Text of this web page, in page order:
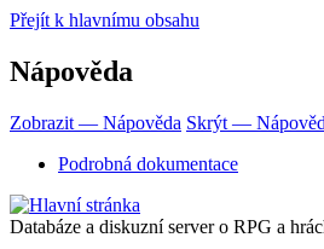
Přejít k hlavnímu obsahu
Nápověda
Zobrazit — Nápověda Skrýt —
Podrobná dokumentace
Databáze a diskuzní server o RPG a